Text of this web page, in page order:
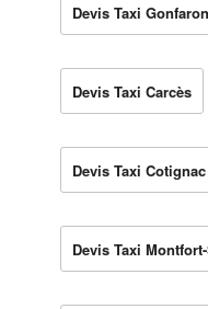
Devis Taxi Gonfaron
Devis Taxi Carcès
Devis Taxi Cotignac
Devis Taxi